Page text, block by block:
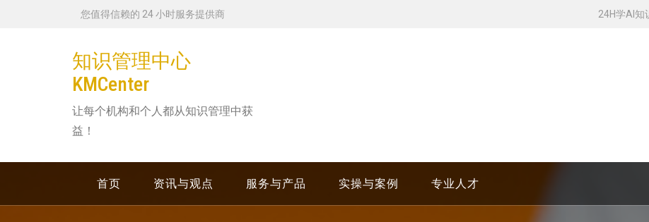
您值得信赖的 24 小时服务提供商 24H学AI知
知识管理中心
KMCenter
让每个机构和个人都从知识管理中获
益！
首页 资讯与观点 服务与产品 实操与案例 专业人才